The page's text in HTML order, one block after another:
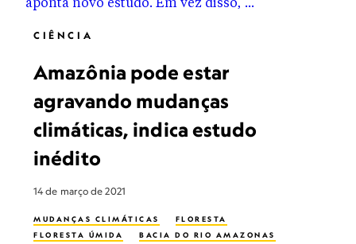
CIÊNCIA
Amazônia pode estar
agravando mudanças
climáticas, indica estudo
inédito
14 de março de 2021
MUDANÇAS CLIMÁTICAS
FLORESTA
FLORESTA ÚMIDA
BACIA DO RIO AMAZONAS